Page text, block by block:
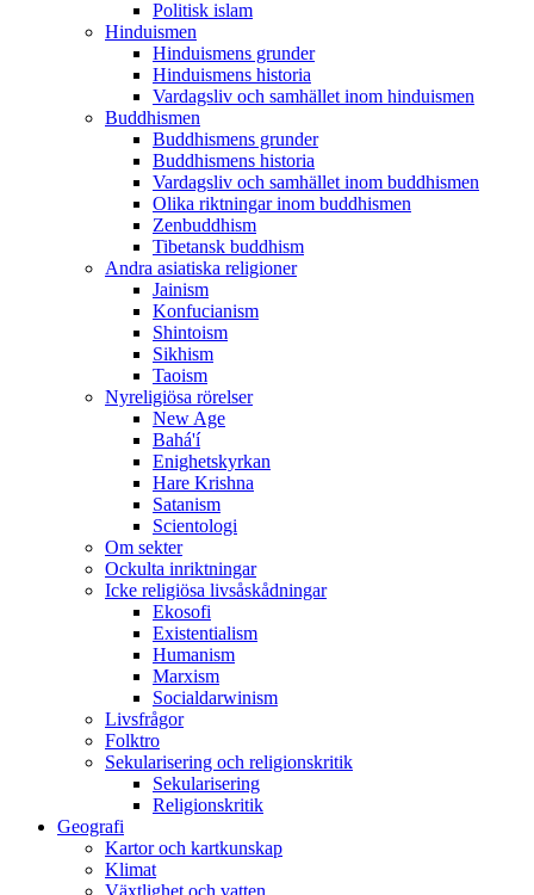
Politisk islam
Hinduismen
Hinduismens grunder
Hinduismens historia
Vardagsliv och samhället inom hinduismen
Buddhismen
Buddhismens grunder
Buddhismens historia
Vardagsliv och samhället inom buddhismen
Olika riktningar inom buddhismen
Zenbuddhism
Tibetansk buddhism
Andra asiatiska religioner
Jainism
Konfucianism
Shintoism
Sikhism
Taoism
Nyreligiösa rörelser
New Age
Bahá'í
Enighetskyrkan
Hare Krishna
Satanism
Scientologi
Om sekter
Ockulta inriktningar
Icke religiösa livsåskådningar
Ekosofi
Existentialism
Humanism
Marxism
Socialdarwinism
Livsfrågor
Folktro
Sekularisering och religionskritik
Sekularisering
Religionskritik
Geografi
Kartor och kartkunskap
Klimat
Växtlighet och vatten